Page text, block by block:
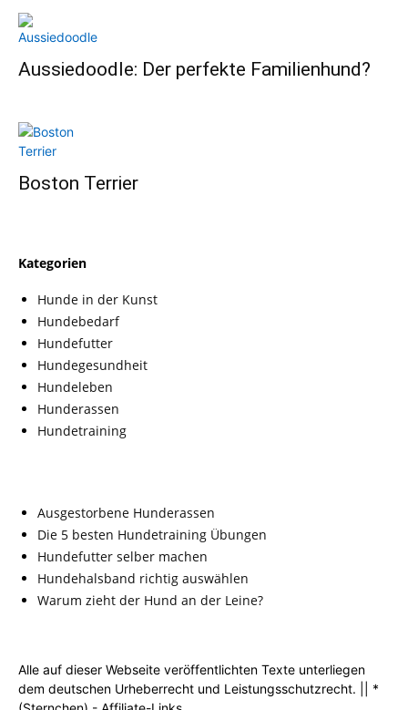
Aussiedoodle: Der perfekte Familienhund?
Boston Terrier
Kategorien
Hunde in der Kunst
Hundebedarf
Hundefutter
Hundegesundheit
Hundeleben
Hunderassen
Hundetraining
Ausgestorbene Hunderassen
Die 5 besten Hundetraining Übungen
Hundefutter selber machen
Hundehalsband richtig auswählen
Warum zieht der Hund an der Leine?
Alle auf dieser Webseite veröffentlichten Texte unterliegen
dem deutschen Urheberrecht und Leistungsschutzrecht. || *